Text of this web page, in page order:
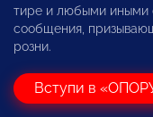
тире и любыми иными
сообщения,
розни.
Вступи в